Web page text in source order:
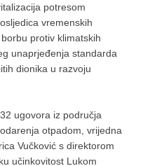
potresom
vremenskih
protiv klimatskih
unaprjeđenja standarda
dionika u razvoju
ugovora iz područja
otpadom, vrijedna
Vučković s direktorom
učinkovitost Lukom